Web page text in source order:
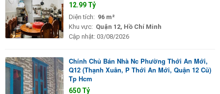
12.99 Tỷ
Diện tích: 96 m²
Khu vực: Quận 12, Hồ Chí Minh
Cập nhật: 03/08/2026
Chính Chủ Bán Nhà Nc Phường Thới An Mới,
Q12 (Thạnh Xuân, P Thới An Mới, Quận 12 Cũ)
Tp Hcm
650 Tỷ